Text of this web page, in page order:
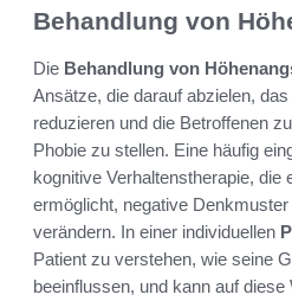
Behandlung von
Die Behandlung von
Ansätze, die darauf abzielen,
reduzieren und die Betroffenen
Phobie zu stellen. Eine häufig
kognitive Verhaltenstherapie, die
ermöglicht, negative
verändern. In einer individuellen
Patient zu verstehen, wie seine
beeinflussen, und kann auf